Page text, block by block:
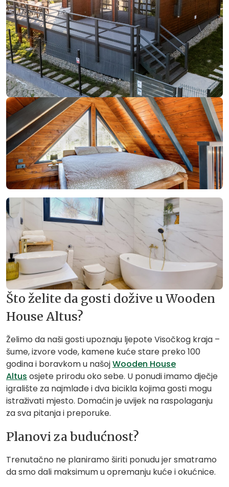
Što želite da gosti dožive u Wooden
House Altus?
Želimo da naši gosti upoznaju ljepote Visočkog kraja –
šume, izvore vode, kamene kuće stare preko 100
godina i boravkom u našojWooden House
Altus osjete prirodu oko sebe. U ponudi imamo dječje
igralište za najmlađe i dva bicikla kojima gosti mogu
istraživati mjesto. Domaćin je uvijek na raspolaganju
za sva pitanja i preporuke.
Planovi za budućnost?
Trenutačno ne planiramo širiti ponudu jer smatramo
da smo dali maksimum u opremanju kuće i okućnice.